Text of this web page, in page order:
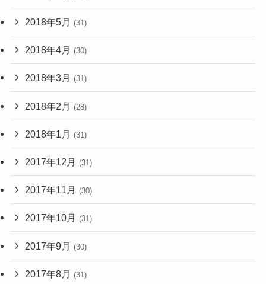
2018年5月 (31)
2018年4月 (30)
2018年3月 (31)
2018年2月 (28)
2018年1月 (31)
2017年12月 (31)
2017年11月 (30)
2017年10月 (31)
2017年9月 (30)
2017年8月 (31)